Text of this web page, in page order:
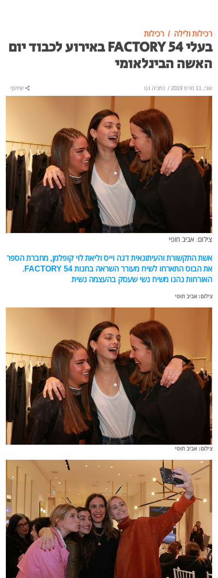
רכילות ולילה רכילות
בעלי FACTORY 54 באירוע לכבוד יום
האשה הבינלאומי
שני, 11 מרס 2019 / נתניה נט שיתוף
צילום: אביב חופי
אשת התקשורת והעיתונאית דנה וייס וליאת לוי קופלמן, מחברת הספר
את הבוס התארחו לשיח מעורר השראה בחנות FACTORY 54.
האורחות נהנו משיח נשי שעסק בהעצמה נשית
צילום: אביב חופי
צילום: אביב חופי